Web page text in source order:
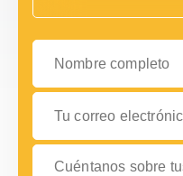
Nombre completo
Tu correo electrónico
Cuéntanos sobre tus